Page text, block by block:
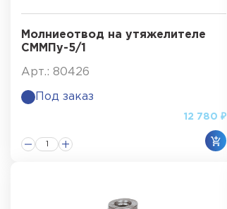
Молниеотвод на утяжелителе
СММПу-5/1
Арт.: 80426
Под заказ
12 780 ₽